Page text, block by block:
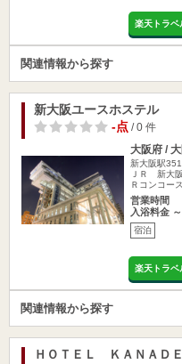
楽天トラベ
関連情報から探す
新大阪ユースホステル
-点 / 0 件
大阪府 /
新大阪駅
ＪＲ 新大
Ｒコンコー
営業時間
入浴料金 ～
宿泊
楽天トラベ
関連情報から探す
ＨＯＴＥＬ ＫＡＮＡＤＥ